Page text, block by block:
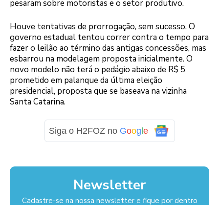
pesaram sobre motoristas e o setor produtivo.
Houve tentativas de prorrogação, sem sucesso. O
governo estadual tentou correr contra o tempo para
fazer o leilão ao término das antigas concessões, mas
esbarrou na modelagem proposta inicialmente. O
novo modelo não terá o pedágio abaixo de R$ 5
prometido em palanque da última eleição
presidencial, proposta que se baseava na vizinha
Santa Catarina.
Siga o H2FOZ no Goog e
Newsletter
Cadastre-se na nossa newsletter e fique por dentro